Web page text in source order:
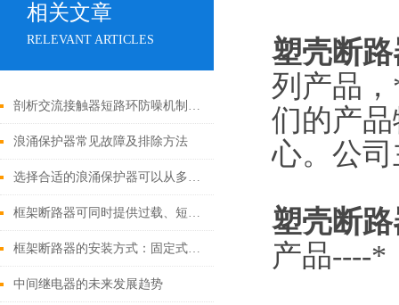
相关文章
RELEVANT ARTICLES
剖析交流接触器短路环防噪机制与电气安全操作红线
浪涌保护器常见故障及排除方法
选择合适的浪涌保护器可以从多个角度探讨
框架断路器可同时提供过载、短路、漏电保护功能
框架断路器的安装方式：固定式，插入式，抽出式
中间继电器的未来发展趋势
塑壳断
列产品
们的产
心。公
塑壳断
产品----*